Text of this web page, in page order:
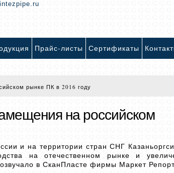
Прайс-листы Сертификаты
рынке ПК в 2016 году
на российском
и на территории стран СНГ
на отечественном рынке и
в СканПласте фирмы Маркет